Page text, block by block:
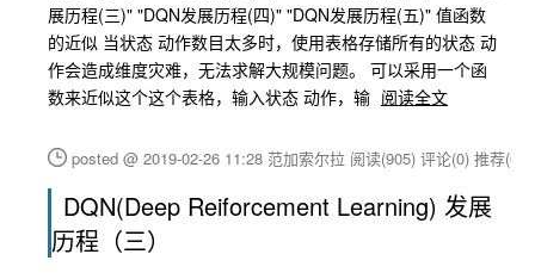
展历程(三)" "DQN发展历程(四)" "DQN发展历程(五)" 值函数
的近似 当状态 动作数目太多时，使用表格存储所有的状态 动
作会造成维度灾难，无法求解大规模问题。 可以采用一个函
数来近似这个这个表格，输入状态 动作，输 阅读全文
posted @ 2019-02-26 11:28 范加索尔拉 阅读(905) 评论(0) 推荐(0)
DQN(Deep Reiforcement Learning) 发展
历程（三）